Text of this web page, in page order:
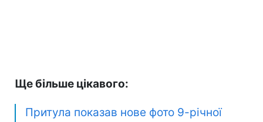
Ще більше цікавого:
Притула показав нове фото 9-річної